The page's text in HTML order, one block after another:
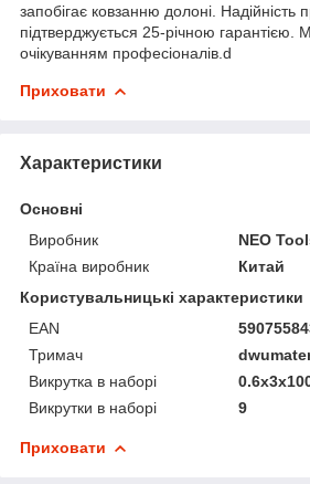
запобігає ковзанню долоні. Надійність
підтверджується 25-річною гарантією.
очікуванням професіоналів.d
Приховати
Характеристики
Основні
Виробник
NEO
Країна виробник
Китай
Користувальницькі характеристики
EAN
Тримач
Викрутка в наборі
Викрутки в наборі
9
Приховати